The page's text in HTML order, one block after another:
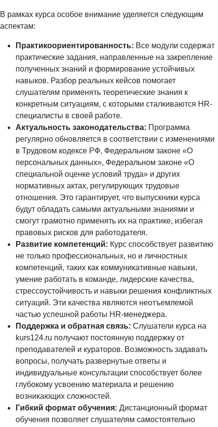
В рамках курса особое внимание уделяется следующим
аспектам:
Практикоориентированность: Все модули содержат
практические задания, направленные на закрепление
полученных знаний и формирование устойчивых
навыков. Разбор реальных кейсов помогает
слушателям применять теоретические знания к
конкретным ситуациям, с которыми сталкиваются HR-
специалисты в своей работе.
Актуальность законодательства: Программа
регулярно обновляется в соответствии с изменениями
в Трудовом кодексе РФ, Федеральном законе «О
персональных данных», Федеральном законе «О
специальной оценке условий труда» и других
нормативных актах, регулирующих трудовые
отношения. Это гарантирует, что выпускники курса
будут обладать самыми актуальными знаниями и
смогут грамотно применять их на практике, избегая
правовых рисков для работодателя.
Развитие компетенций: Курс способствует развитию
не только профессиональных, но и личностных
компетенций, таких как коммуникативные навыки,
умение работать в команде, лидерские качества,
стрессоустойчивость и навыки решения конфликтных
ситуаций. Эти качества являются неотъемлемой
частью успешной работы HR-менеджера.
Поддержка и обратная связь: Слушатели курса на
kurs124.ru получают постоянную поддержку от
преподавателей и кураторов. Возможность задавать
вопросы, получать развернутые ответы и
индивидуальные консультации способствует более
глубокому усвоению материала и решению
возникающих сложностей.
Гибкий формат обучения: Дистанционный формат
обучения позволяет слушателям самостоятельно